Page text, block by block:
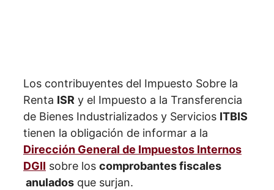
Los contribuyentes del Impuesto Sobre la
Renta ISR y el Impuesto a la Transferencia
de Bienes Industrializados y Servicios ITBIS
tienen la obligación de informar a la
Dirección General de Impuestos Internos
DGII sobre los comprobantes fiscales
anulados que surjan.